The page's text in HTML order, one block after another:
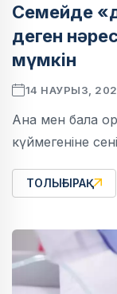
Семейде
деген
мүмкін
14 НАУРЫЗ,
Ана мен бала
күймегеніне
ТОЛЫҒЫРАҚ